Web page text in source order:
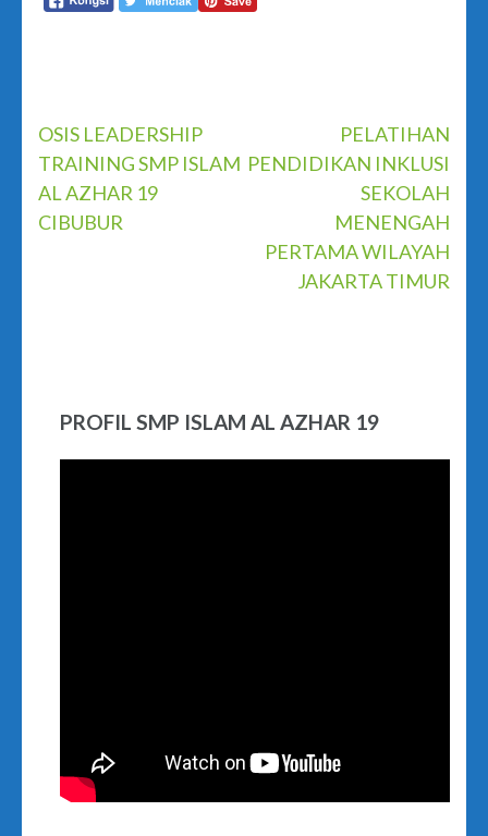
Post
navigation
OSIS LEADERSHIP
TRAINING SMP ISLAM
AL AZHAR 19
CIBUBUR
PELATIHAN
PENDIDIKAN INKLUSI
SEKOLAH
MENENGAH
PERTAMA WILAYAH
JAKARTA TIMUR
PROFIL SMP ISLAM AL AZHAR 19